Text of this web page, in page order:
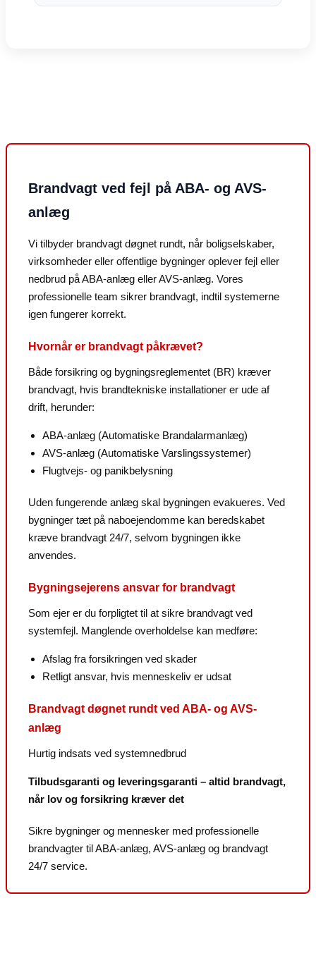
Brandvagt ved fejl på ABA- og AVS-
anlæg
Vi tilbyder brandvagt døgnet rundt, når boligselskaber,
virksomheder eller offentlige bygninger oplever fejl eller
nedbrud på ABA-anlæg eller AVS-anlæg. Vores
professionelle team sikrer brandvagt, indtil systemerne
igen fungerer korrekt.
Hvornår er brandvagt påkrævet?
Både forsikring og bygningsreglementet (BR) kræver
brandvagt, hvis brandtekniske installationer er ude af
drift, herunder:
ABA-anlæg (Automatiske Brandalarmanlæg)
AVS-anlæg (Automatiske Varslingssystemer)
Flugtvejs- og panikbelysning
Uden fungerende anlæg skal bygningen evakueres. Ved
bygninger tæt på naboejendomme kan beredskabet
kræve brandvagt 24/7, selvom bygningen ikke
anvendes.
Bygningsejerens ansvar for brandvagt
Som ejer er du forpligtet til at sikre brandvagt ved
systemfejl. Manglende overholdelse kan medføre:
Afslag fra forsikringen ved skader
Retligt ansvar, hvis menneskeliv er udsat
Brandvagt døgnet rundt ved ABA- og AVS-
anlæg
Hurtig indsats ved systemnedbrud
Tilbudsgaranti og leveringsgaranti – altid brandvagt,
når lov og forsikring kræver det
Sikre bygninger og mennesker med professionelle
brandvagter til ABA-anlæg, AVS-anlæg og brandvagt
24/7 service.